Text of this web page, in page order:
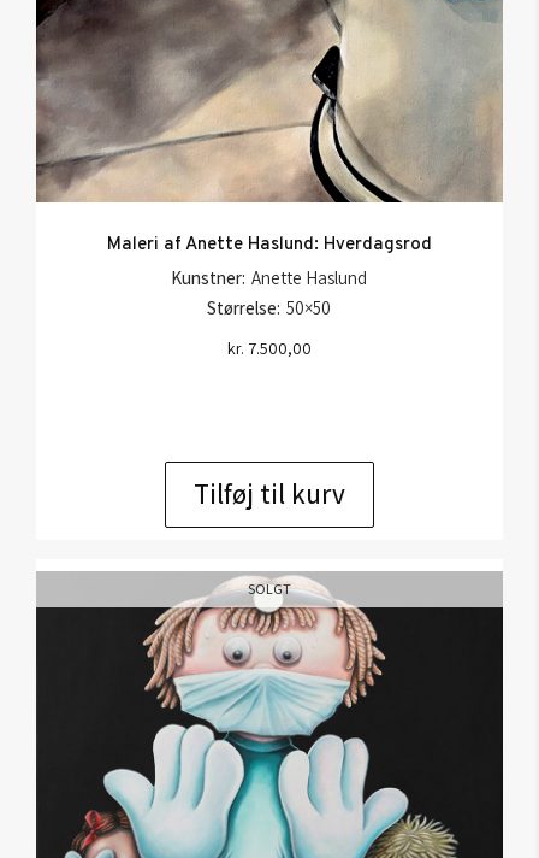
Maleri af Anette Haslund: Hverdagsrod
Kunstner: Anette Haslund
Størrelse: 50×50
kr. 7.500,00
Tilføj til kurv
SOLGT